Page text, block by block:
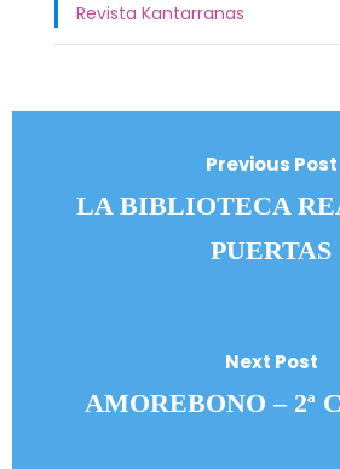
Revista Kantarranas
Previous Post
LA BIBLIOTECA
PUERTAS
Next Post
AMOREBONO – 2ª